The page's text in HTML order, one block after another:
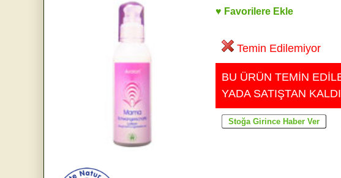
♥ Favorilere Ekle
Temin Edilemiyor
BU ÜRÜN TEMİN
YADA SATIŞTAN